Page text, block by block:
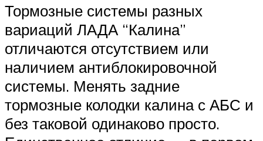
Тормозные системы разных
вариаций ЛАДА “Калина”
отличаются отсутствием или
наличием антиблокировочной
системы. Менять задние
тормозные колодки калина с АБС и
без таковой одинаково просто.